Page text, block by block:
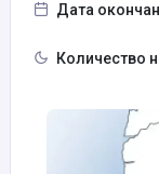
Дата
Количество